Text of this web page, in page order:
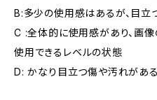
B:多少の使用感はあるが、目
C :全体的に使用感があり、画像
使用できるレベルの状態
D: かなり目立つ傷や汚れがあ